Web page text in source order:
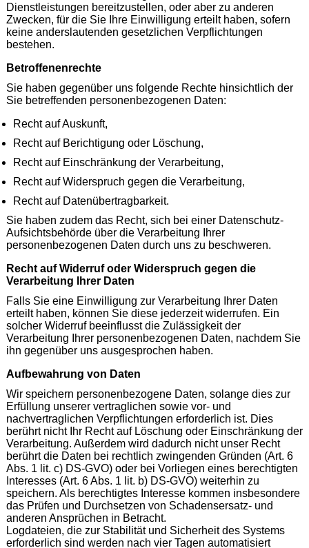
Dienstleistungen bereitzustellen, oder aber zu anderen
Zwecken, für die Sie Ihre Einwilligung erteilt haben, sofern
keine anderslautenden gesetzlichen Verpflichtungen
bestehen.
Betroffenenrechte
Sie haben gegenüber uns folgende Rechte hinsichtlich der
Sie betreffenden personenbezogenen Daten:
Recht auf Auskunft,
Recht auf Berichtigung oder Löschung,
Recht auf Einschränkung der Verarbeitung,
Recht auf Widerspruch gegen die Verarbeitung,
Recht auf Datenübertragbarkeit.
Sie haben zudem das Recht, sich bei einer Datenschutz-
Aufsichtsbehörde über die Verarbeitung Ihrer
personenbezogenen Daten durch uns zu beschweren.
Recht auf Widerruf oder Widerspruch gegen die
Verarbeitung Ihrer Daten
Falls Sie eine Einwilligung zur Verarbeitung Ihrer Daten
erteilt haben, können Sie diese jederzeit widerrufen. Ein
solcher Widerruf beeinflusst die Zulässigkeit der
Verarbeitung Ihrer personenbezogenen Daten, nachdem Sie
ihn gegenüber uns ausgesprochen haben.
Aufbewahrung von Daten
Wir speichern personenbezogene Daten, solange dies zur
Erfüllung unserer vertraglichen sowie vor- und
nachvertraglichen Verpflichtungen erforderlich ist. Dies
berührt nicht Ihr Recht auf Löschung oder Einschränkung der
Verarbeitung. Außerdem wird dadurch nicht unser Recht
berührt die Daten bei rechtlich zwingenden Gründen (Art. 6
Abs. 1 lit. c) DS-GVO) oder bei Vorliegen eines berechtigten
Interesses (Art. 6 Abs. 1 lit. b) DS-GVO) weiterhin zu
speichern. Als berechtigtes Interesse kommen insbesondere
das Prüfen und Durchsetzen von Schadensersatz- und
anderen Ansprüchen in Betracht.
Logdateien, die zur Stabilität und Sicherheit des Systems
erforderlich sind werden nach vier Tagen automatisiert